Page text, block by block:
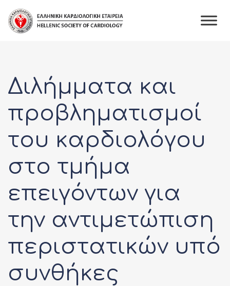
content
Διλήμματα και
προβληματισμοί
του καρδιολόγου
στο τμήμα
επειγόντων για
την αντιμετώπιση
περιστατικών υπό
συνθήκες